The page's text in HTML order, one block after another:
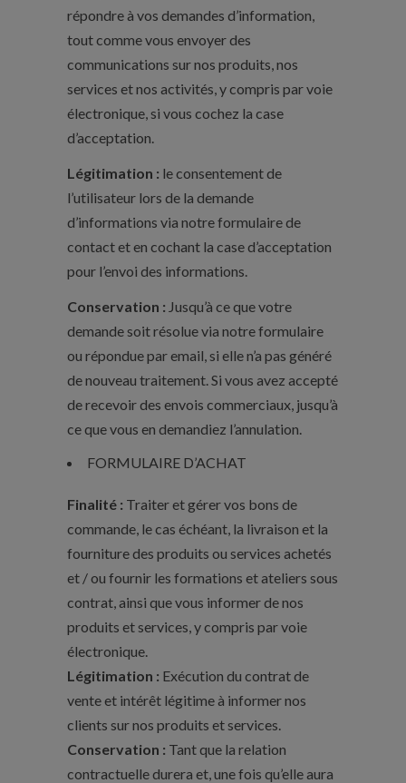
répondre à vos demandes d’information,
tout comme vous envoyer des
communications sur nos produits, nos
services et nos activités, y compris par voie
électronique, si vous cochez la case
d’acceptation.
Légitimation : le consentement de
l’utilisateur lors de la demande
d’informations via notre formulaire de
contact et en cochant la case d’acceptation
pour l’envoi des informations.
Conservation : Jusqu’à ce que votre
demande soit résolue via notre formulaire
ou répondue par email, si elle n’a pas généré
de nouveau traitement. Si vous avez accepté
de recevoir des envois commerciaux, jusqu’à
ce que vous en demandiez l’annulation.
FORMULAIRE D’ACHAT
Finalité : Traiter et gérer vos bons de
commande, le cas échéant, la livraison et la
fourniture des produits ou services achetés
et / ou fournir les formations et ateliers sous
contrat, ainsi que vous informer de nos
produits et services, y compris par voie
électronique.
Légitimation : Exécution du contrat de
vente et intérêt légitime à informer nos
clients sur nos produits et services.
Conservation : Tant que la relation
contractuelle durera et, une fois qu’elle aura